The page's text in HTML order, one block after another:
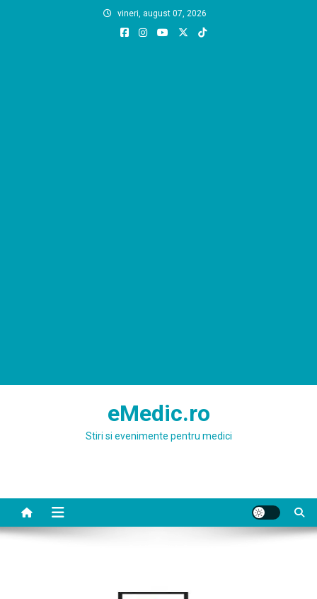
vineri, august 07, 2026
eMedic.ro
Stiri si evenimente pentru medici